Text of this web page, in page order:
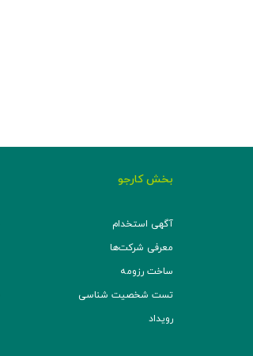
بخش کارجو
آگهی استخدام
معرفی شرکت‌ها
ساخت رزومه
تست شخصیت شناسی
رویداد